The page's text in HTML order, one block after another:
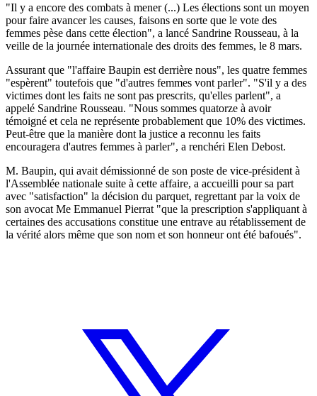
"Il y a encore des combats à mener (...) Les élections sont un moyen
pour faire avancer les causes, faisons en sorte que le vote des
femmes pèse dans cette élection", a lancé Sandrine Rousseau, à la
veille de la journée internationale des droits des femmes, le 8 mars.
Assurant que "l'affaire Baupin est derrière nous", les quatre femmes
"espèrent" toutefois que "d'autres femmes vont parler". "S'il y a des
victimes dont les faits ne sont pas prescrits, qu'elles parlent", a
appelé Sandrine Rousseau. "Nous sommes quatorze à avoir
témoigné et cela ne représente probablement que 10% des victimes.
Peut-être que la manière dont la justice a reconnu les faits
encouragera d'autres femmes à parler", a renchéri Elen Debost.
M. Baupin, qui avait démissionné de son poste de vice-président à
l'Assemblée nationale suite à cette affaire, a accueilli pour sa part
avec "satisfaction" la décision du parquet, regrettant par la voix de
son avocat Me Emmanuel Pierrat "que la prescription s'appliquant à
certaines des accusations constitue une entrave au rétablissement de
la vérité alors même que son nom et son honneur ont été bafoués".